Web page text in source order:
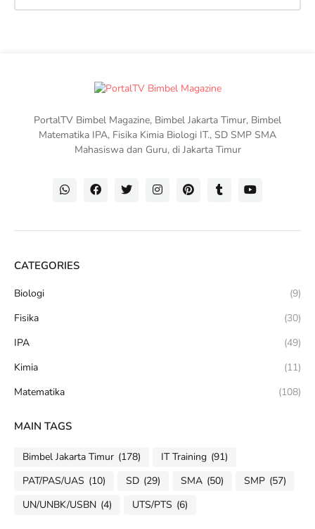
PortalTV Bimbel Magazine, Bimbel Jakarta Timur, Bimbel
Matematika IPA, Fisika Kimia Biologi IT., SD SMP SMA
Mahasiswa dan Guru, di Jakarta Timur
CATEGORIES
Biologi
(9)
Fisika
(30)
IPA
(49)
Kimia
(11)
Matematika
(108)
MAIN TAGS
Bimbel Jakarta Timur (178) IT Training (91)
PAT/PAS/UAS (10) SD (29) SMA (50) SMP (57)
UN/UNBK/USBN (4) UTS/PTS (6)